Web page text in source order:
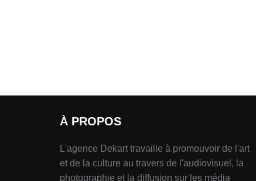
À PROPOS
L'agence Dekart travaille à promouvoir de l'art
et de la culture au travers de l'audiovisuel, la
photographie et la diffusion sur les média